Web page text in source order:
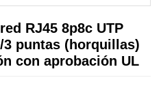
RJ45 8p8c UTP
3 puntas (horquillas)
con aprobación UL